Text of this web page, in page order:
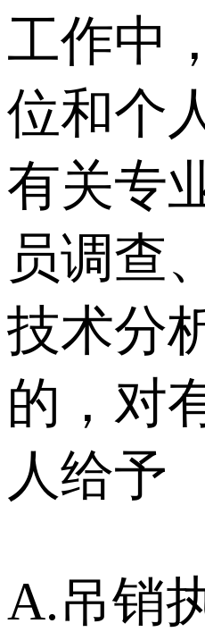
工作中
位和个
有关专
员调查
技术分
的，对
人给予
A.吊销